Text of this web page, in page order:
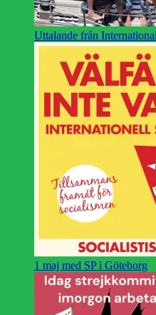
Uttalande från
1 maj med SP i Göteborg